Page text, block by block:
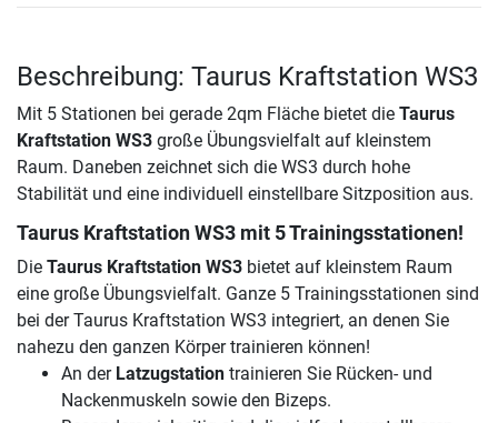
Beschreibung: Taurus Kraftstation WS3
Mit 5 Stationen bei gerade 2qm Fläche bietet die Taurus
Kraftstation WS3 große Übungsvielfalt auf kleinstem
Raum. Daneben zeichnet sich die WS3 durch hohe
Stabilität und eine individuell einstellbare Sitzposition aus.
Taurus Kraftstation WS3 mit 5 Trainingsstationen!
Die Taurus Kraftstation WS3 bietet auf kleinstem Raum
eine große Übungsvielfalt. Ganze 5 Trainingsstationen sind
bei der Taurus Kraftstation WS3 integriert, an denen Sie
nahezu den ganzen Körper trainieren können!
An der Latzugstation trainieren Sie Rücken- und
Nackenmuskeln sowie den Bizeps.